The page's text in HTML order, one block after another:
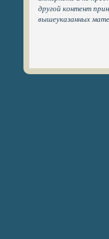
другой контент
вышеуказанных